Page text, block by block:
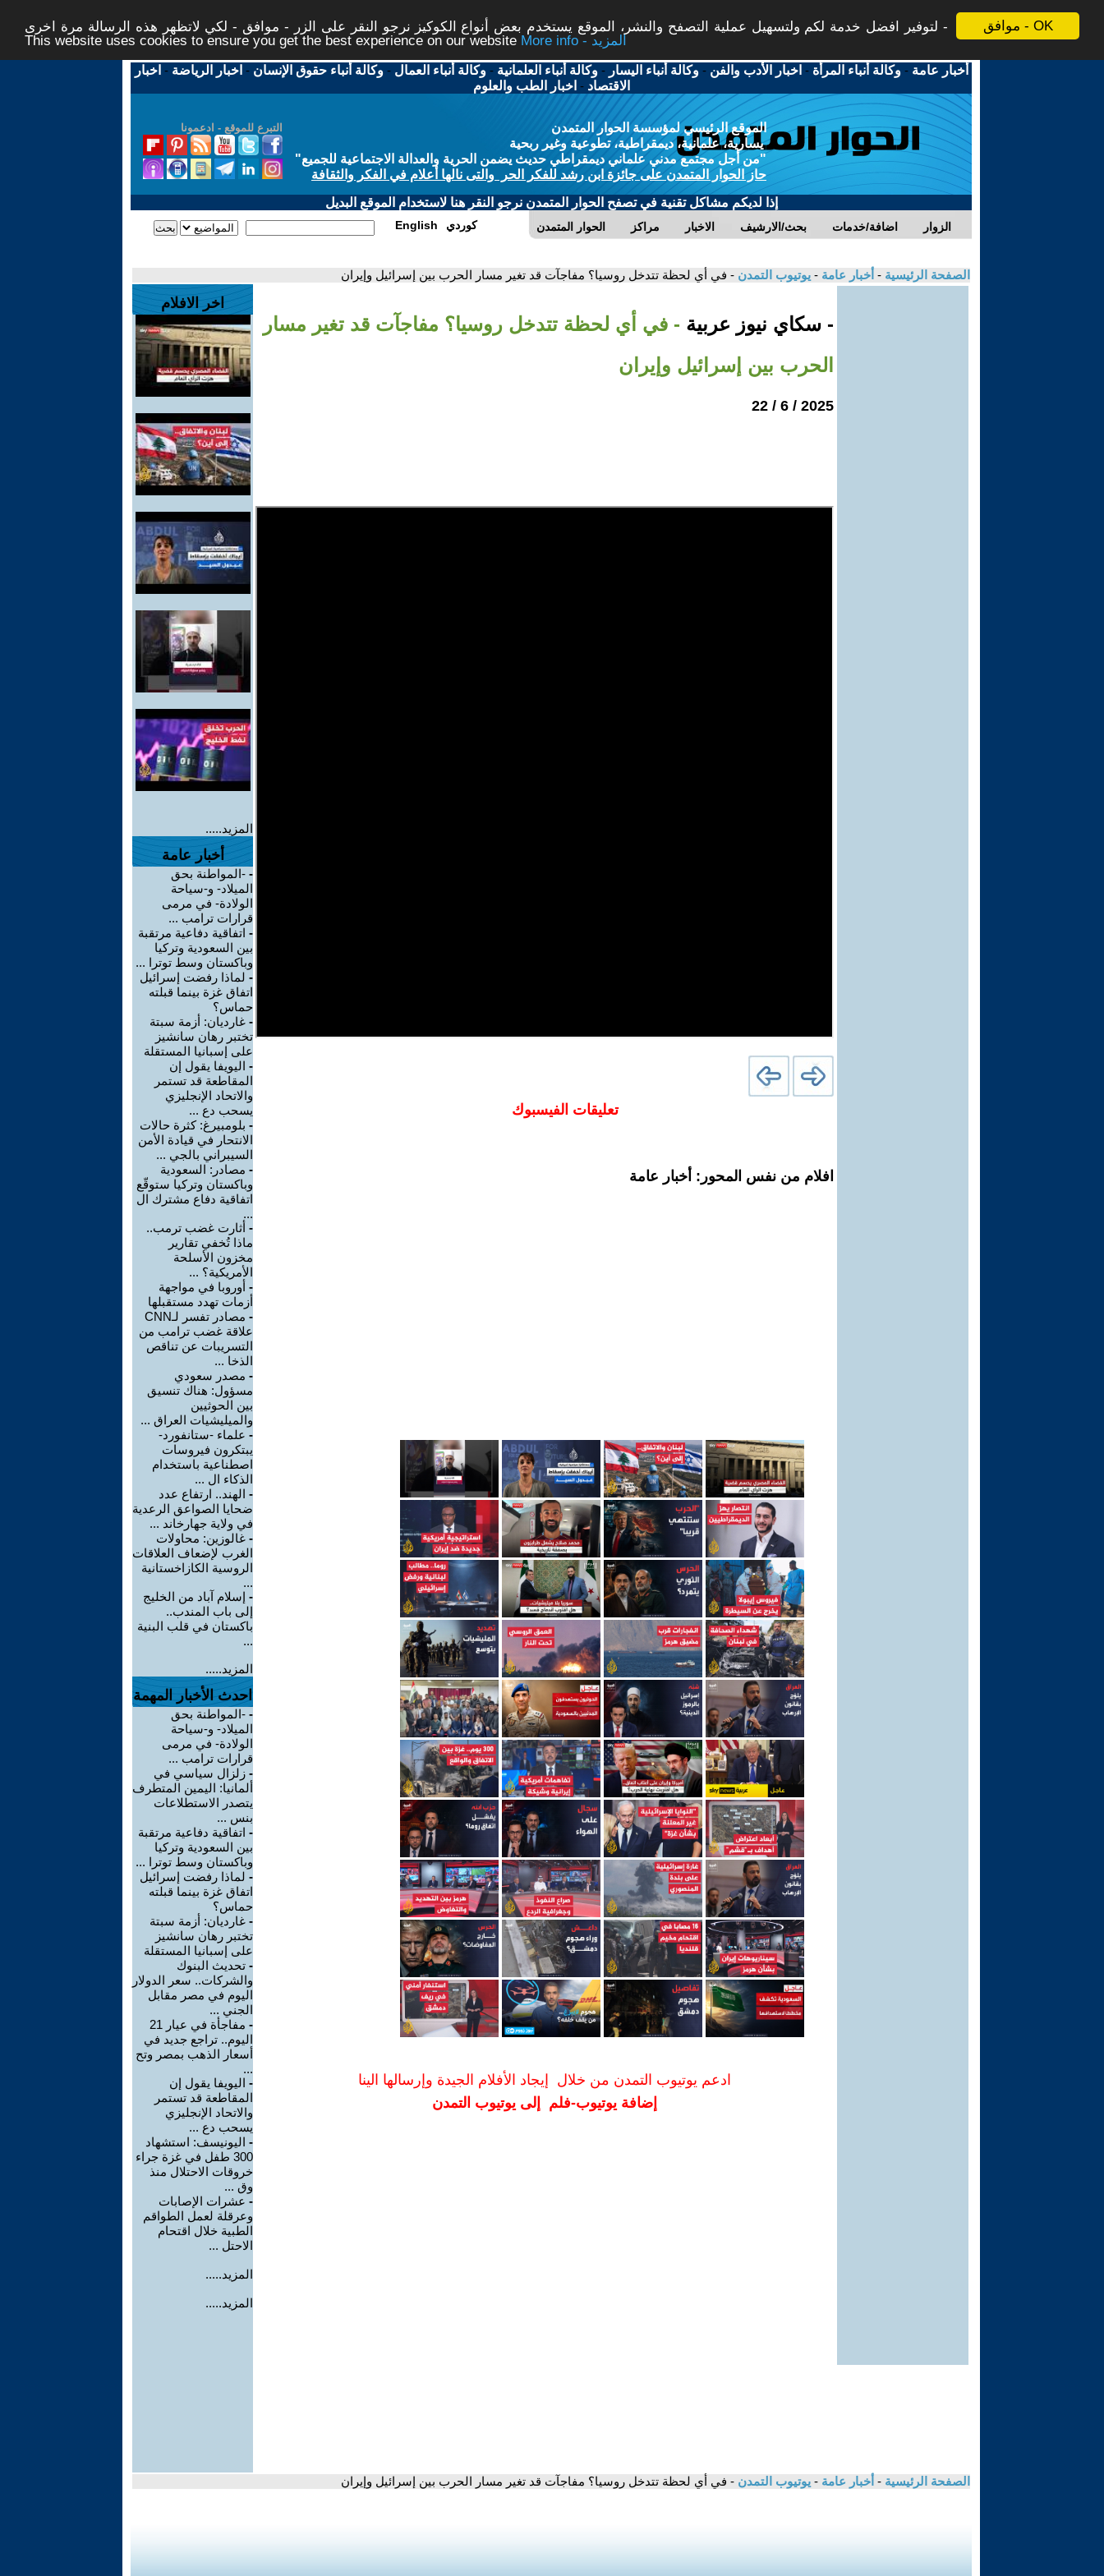
موافق - OK
لتوفير افضل خدمة لكم ولتسهيل عملية التصفح والنشر، الموقع يستخدم بعض أنواع الكوكيز نرجو النقر على الزر - موافق - لكي لاتظهر هذه الرسالة مرة اخرى -
This website uses cookies to ensure you get the best experience on our website
More info - المزيد
أخبار عامة -وكالة أنباء المرأة - اخبار الأدب والفن -وكالة أنباء اليسار -وكالة أنباء العلمانية -وكالة أنباء العمال -وكالة أنباء حقوق الإنسان - اخبار الرياضة - اخبار
الاقتصاد - اخبار الطب والعلوم
التبرع للموقع - ادعمونا
الموقع الرئيسي لمؤسسة الحوار المتمدن
يسارية، علمانية، ديمقراطية، تطوعية وغير ربحية
"من أجل مجتمع مدني علماني ديمقراطي حديث يضمن الحرية والعدالة الاجتماعية للجميع"
حاز الحوار المتمدن على جائزة ابن رشد للفكر الحر والتى نالها أعلام في الفكر والثقافة
إذا لديكم مشاكل تقنية في تصفح الحوار المتمدن نرجو النقر هنا لاستخدام الموقع البديل
الحوار المتمدن مراكز الاخبار بحث/الارشيف اضافة/خدمات الزوار English كوردي
الصفحة الرئيسية - أخبار عامة - يوتيوب التمدن - في أي لحظة تتدخل روسيا؟ مفاجآت قد تغير مسار الحرب بين إسرائيل وإيران
- سكاي نيوز عربية - في أي لحظة تتدخل روسيا؟ مفاجآت قد تغير مسار
الحرب بين إسرائيل وإيران
2025 / 6 / 22
تعليقات الفيسبوك
افلام من نفس المحور: أخبار عامة
ادعم يوتيوب التمدن من خلال إيجاد الأفلام الجيدة وإرسالها الينا
إضافة يوتيوب-فلم إلى يوتيوب التمدن
اخر الافلام
المزيد.....
أخبار عامة
- -المواطنة بحق
الميلاد- و-سياحة
الولادة- في مرمى
قرارات ترامب ...
- اتفاقية دفاعية مرتقبة
بين السعودية وتركيا
وباكستان وسط توترا ...
- لماذا رفضت إسرائيل
اتفاق غزة بينما قبلته
حماس؟
- غارديان: أزمة سبتة
تختبر رهان سانشيز
على إسبانيا المستقلة
- اليويفا يقول إن
المقاطعة قد تستمر
والاتحاد الإنجليزي
يسحب دع ...
- بلومبيرغ: كثرة حالات
الانتحار في قيادة الأمن
السيبراني بالجي ...
- مصادر: السعودية
وباكستان وتركيا ستوقّع
اتفاقية دفاع مشترك ال
...
- أثارت غضب ترمب..
ماذا تُخفي تقارير
مخزون الأسلحة
الأمريكية؟ ...
- أوروبا في مواجهة
أزمات تهدد مستقبلها
-
مصادر تفسر لـCNN
علاقة غضب ترامب من
التسريبات عن تناقص
الذخا ...
- مصدر سعودي
مسؤول: هناك تنسيق
بين الحوثيين
والميليشيات العراق ...
- علماء -ستانفورد-
يبتكرون فيروسات
اصطناعية باستخدام
الذكاء ال ...
- الهند.. ارتفاع عدد
ضحايا الصواعق الرعدية
في ولاية جهارخاند ...
- غالوزين: محاولات
الغرب لإضعاف العلاقات
الروسية الكازاخستانية
...
- إسلام آباد من الخليج
إلى باب المندب..
باكستان في قلب البنية
...
المزيد.....
احدث الأخبار المهمة
- -المواطنة بحق
الميلاد- و-سياحة
الولادة- في مرمى
قرارات ترامب ...
- زلزال سياسي في
ألمانيا: اليمين المتطرف
يتصدر الاستطلاعات
بنس ...
- اتفاقية دفاعية مرتقبة
بين السعودية وتركيا
وباكستان وسط توترا ...
- لماذا رفضت إسرائيل
اتفاق غزة بينما قبلته
حماس؟
- غارديان: أزمة سبتة
تختبر رهان سانشيز
على إسبانيا المستقلة
- تحديث البنوك
والشركات.. سعر الدولار
اليوم في مصر مقابل
الجني ...
-
مفاجأة في عيار 21
اليوم.. تراجع جديد في
أسعار الذهب بمصر وتح
...
- اليويفا يقول إن
المقاطعة قد تستمر
والاتحاد الإنجليزي
يسحب دع ...
- اليونيسف: استشهاد
300 طفل في غزة جراء
خروقات الاحتلال منذ
وق ...
- عشرات الإصابات
وعرقلة لعمل الطواقم
الطبية خلال اقتحام
الاحتل ...
المزيد.....
المزيد.....
الصفحة الرئيسية - أخبار عامة - يوتيوب التمدن - في أي لحظة تتدخل روسيا؟ مفاجآت قد تغير مسار الحرب بين إسرائيل وإيران